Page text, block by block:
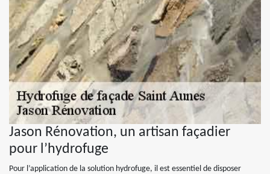
Jason Rénovation, un artisan façadier
pour l’hydrofuge
Pour l’application de la solution hydrofuge, il est essentiel de disposer